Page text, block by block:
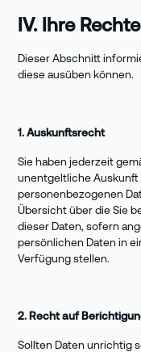
IV. Ihre Rechte
Dieser Abschnitt
diese ausüben können.
1. Auskunftsrecht
Sie haben jederzeit
unentgeltliche Auskunft
personenbezogenen
Übersicht über die Sie
dieser Daten, sofern
persönlichen Daten in
Verfügung stellen.
2. Recht auf
Sollten Daten unrichtig